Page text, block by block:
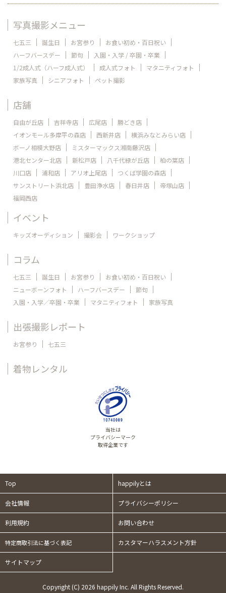
写真撮影メニュー
七五三 誕生日 お宮参り
お食い初め・百日祝い
ハーフバースデー
節句
入園・入学 / 卒園・卒業
1/2成人式（ハーフ成人式）
成人式フォト
マタニティフォト
家族写真
シニアフォト ペット撮影
店舗
自由が丘店 吉祥寺店 広尾店
勝どき店
イオンモール多摩平の森店
西新井店
横浜みなとみらい店
ボーノ相模大野店
ミスターマックス湘南藤沢店
港北センター北店
新松戸店 八千代緑が丘店
柏の葉店
川口店
浦和店 アリオ上尾店
つくば学園の森店
サンストリート浜北店
豊田浄水店 春日井店
帝塚山店
福岡西店
イベント
キッズオーディション 撮影会 ワークショップ
コラム
七五三 誕生日 お宮参り
お食い初め・百日祝い
ニューボーンフォト
ハーフバースデー
節句
入園・入学／卒園・卒業
マタニティフォト 家族写真
出張撮影レポート
お宮参り 七五三
着物レンタル
当社は
プライバシーマーク
取得企業です
Top happilyとは
会社情報 プライバシーポリシー
利用規約 お問い合わせ
特定商取引法に基づく表記 カスタマーハラスメント方針
サイトマップ
Copyright (C) 2026 happily Inc. All Rights Reserved.